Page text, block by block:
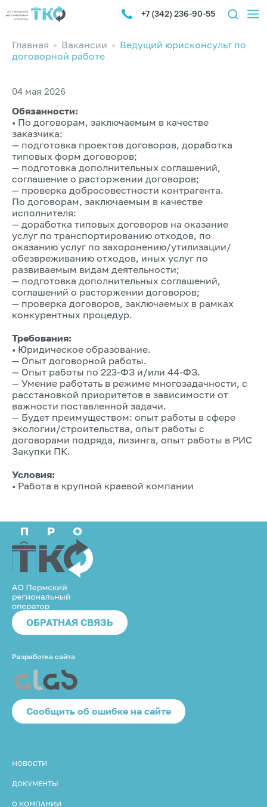
+7 (342) 236-90-55
Главная Вакансии
Ведущий юрисконсульт по
договорной работе
04 мая 2026
Обязанности:
• По договорам, заключаемым в качестве
заказчика:
— подготовка проектов договоров, доработка
типовых форм договоров;
— подготовка дополнительных соглашений,
соглашение о расторжении договоров;
— проверка добросовестности контрагента.
По договорам, заключаемым в качестве
исполнителя:
— доработка типовых договоров на оказание
услуг по транспортированию отходов, по
оказанию услуг по захоронению/утилизации/
обезвреживанию отходов, иных услуг по
развиваемым видам деятельности;
— подготовка дополнительных соглашений,
соглашений о расторжении договоров;
— проверка договоров, заключаемых в рамках
конкурентных процедур.
Требования:
• Юридическое образование.
— Опыт договорной работы.
— Опыт работы по 223-ФЗ и/или 44-ФЗ.
— Умение работать в режиме многозадачности, с
расстановкой приоритетов в зависимости от
важности поставленной задачи.
— Будет преимуществом: опыт работы в сфере
экологии/строительства, опыт работы с
договорами подряда, лизинга, опыт работы в РИС
Закупки ПК.
Условия:
• Работа в крупной краевой компании
ОБРАТНАЯ СВЯЗЬ
Разработка сайта
Cообщить об ошибке на сайте
НОВОСТИ
ДОКУМЕНТЫ
О КОМПАНИИ